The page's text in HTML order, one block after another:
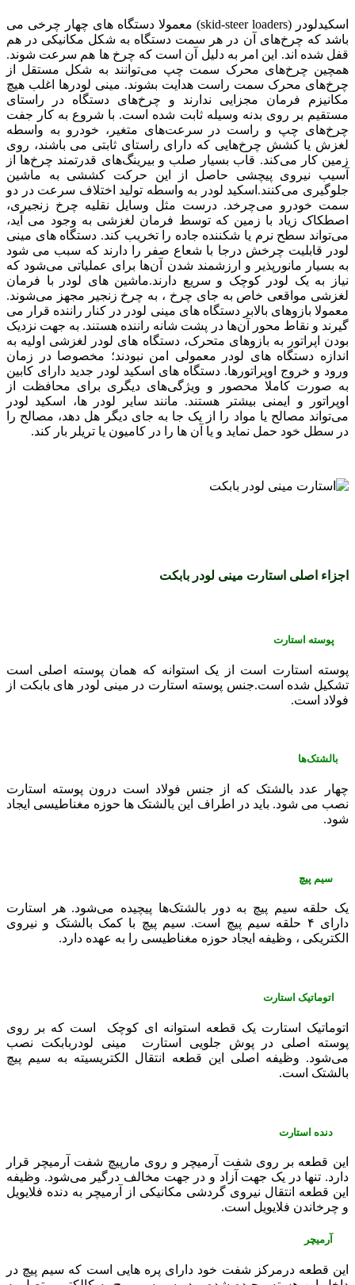
اسکیدلودر (skid-steer loaders) معمولا دستگاه های چهار چرخی می
باشد که چرخ‌های آن در هر سمت دستگاه به شکل مکانیکی در هم
قفل شده اند. این امر به دلیل آن است که چرخ ها هم سرعت شوند.
همچین چرخ‌های محرک سمت چپ می‌توانند به شکل مستقل از
چرخ‌های محرک سمت راست هدایت بشوند. مینی لودرها اغلب هیچ
مکانیزم فرمان مجزایی ندارند و چرخ‌های دستگاه در راستای
مستقیم بر روی بدنه وسیله ثابت شده است. با شروع به کار جفت
چرخ‌های چپ و راست در سرعت‌های متغیر، خودرو به واسطه
لغزش یا کشش چرخ‌هایی که دارای راستای ثابتی می باشند، روی
زمین کار می‌کند. قاب بسیار صلب و بیرینگ‌های قدرتمند چرخ‌ها از
آسیب نیروی پیچشی حاصل از این حرکت کششی به ماشین
جلوگیری می‌کنند.اسکید لودر به واسطه تولید اختلاف سرعت در دو
سمت خودرو می‌چرخد. درست مثل وسایل نقلیه چرخ‌ زنجیری،
اصطکاک زیاد با زمین که توسط فرمان لغزشی به وجود می آید،
می‌تواند سطح نرم یا شکننده جاده را تخریب کند. دستگاه های مینی
لودر قابلیت چرخش درجا با شعاع صفر را دارند که سبب می شود
به بسیار مانورپذیر و ارزشمند شدن آن‌ها برای عملیاتی می‌شود که
نیاز به یک لودر کوچک و سریع دارند.ماشین های لودر با فرمان
لغزشی مواقعی خاص به جای چرخ ، به چرخ‌ زنجیر مجهز می‌شوند.
معمولا بازوهای بالابر دستگاه های مینی لودر در کنار راننده قرار می
گیرند و نقاط محور آن‌ها در پشت شانه راننده هستند. به جهت نزدیک
بودن اپراتور به بازوهای متحرک، دستگاه های لودر لغزشی اولیه به
اندازه دستگاه های لودر معمولی امن نبودند؛ مخصوصا در زمان
ورود و خروج اوپراتورها. دستگاه های اسکید لودر جدید دارای کابین
به صورت کاملا محصور و ویژگی‌های دیگری برای محافظت از
اوپراتور و ایمنی بیشتر هستند. مانند سایر لودر ها، اسکید لودر
می‌تواند مصالح یا مواد را از یک جا به جای دیگر هل دهد، مصالح را
در سطل خود حمل نماید و یا آن ها را در کامیون یا تریلر بار کند.
اجزاء اصلی استارت مینی لودر بابکت
پوسته استارت
پوسته استارت است از یک استوانه که همان پوسته اصلی است
تشکیل شده است.جنس پوسته استارت در مینی لودر های بابکت از
فولاد است.
بالشتک‌ها
چهار عدد بالشتک که از جنس فولاد است درون پوسته استارت
نصب می شود. باید در اطراف این بالشتک ها حوزه مغناطیسی ایجاد
شود.
سیم پیچ
یک حلقه سیم پیچ به دور بالشتک‌ها پیچیده می‌شود. هر استارت
دارای ۴ حلقه سیم پیچ است. سیم پیچ با کمک بالشتک و نیروی
الکتریکی ، وظیفه ایجاد حوزه مغناطیسی را به عهده دارد.
اتوماتیک استارت
اتوماتیک استارت یک قطعه استوانه ‌ای کوچک است که بر روی
پوسته اصلی در پوش جلویی استارت مینی لودربابکت نصب
می‌شود. وظیفه اصلی این قطعه انتقال الکتریسیته به سیم پیچ
بالشتک است.
دنده استارت
این قطعه بر روی شفت آرمیچر و روی مارپیچ شفت آرمیچر قرار
دارد. تنها در یک جهت آزاد و در جهت مخالف درگیر می‌شود. وظیفه
این قطعه انتقال نیروی گردشی مکانیکی از آرمیچر به دنده فلایویل
و چرخاندن فلایویل است.
آرمیچر
این قطعه درمرکز شفت خود دارای پره‌ هایی است که سیم پیچ در